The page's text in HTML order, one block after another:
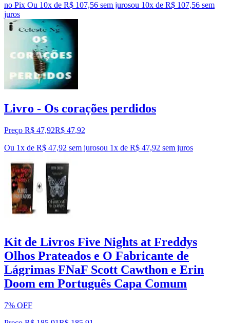
no Pix Ou 10x de R$ 107,56 sem jurosou 10x de R$ 107,56 sem
juros
Livro - Os corações perdidos
Preço R$ 47,92R$ 47,92
Ou 1x de R$ 47,92 sem jurosou 1x de R$ 47,92 sem juros
Kit de Livros Five Nights at Freddys
Olhos Prateados e O Fabricante de
Lágrimas FNaF Scott Cawthon e Erin
Doom em Português Capa Comum
7% OFF